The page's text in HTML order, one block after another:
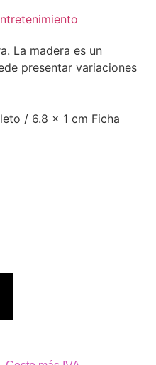
La madera es un
presentar variaciones
/ 6.8 x 1 cm Ficha